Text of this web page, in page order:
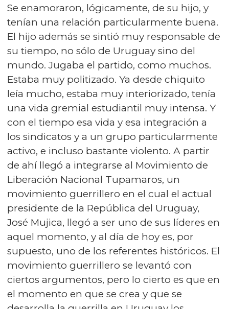
Se enamoraron, lógicamente, de su hijo, y
tenían una relación particularmente buena.
El hijo además se sintió muy responsable de
su tiempo, no sólo de Uruguay sino del
mundo. Jugaba el partido, como muchos.
Estaba muy politizado. Ya desde chiquito
leía mucho, estaba muy interiorizado, tenía
una vida gremial estudiantil muy intensa. Y
con el tiempo esa vida y esa integración a
los sindicatos y a un grupo particularmente
activo, e incluso bastante violento. A partir
de ahí llegó a integrarse al Movimiento de
Liberación Nacional Tupamaros, un
movimiento guerrillero en el cual el actual
presidente de la República del Uruguay,
José Mujica, llegó a ser uno de sus líderes en
aquel momento, y al día de hoy es, por
supuesto, uno de los referentes históricos. El
movimiento guerrillero se levantó con
ciertos argumentos, pero lo cierto es que en
el momento en que se crea y que se